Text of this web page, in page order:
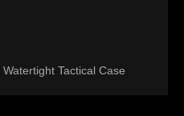
Tactical Case